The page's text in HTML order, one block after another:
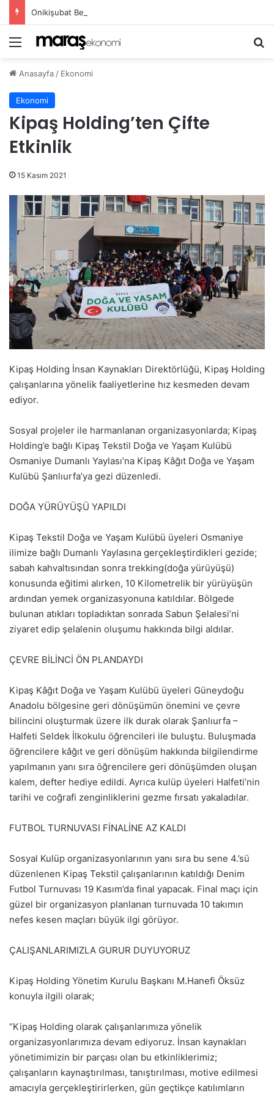
Menü
Anasayfa / Ekonomi
Ekonomi
Kipaş Holding’ten Çifte
Etkinlik
15 Kasım 2021
Kipaş Holding İnsan Kaynakları Direktörlüğü, Kipaş Holding
çalışanlarına yönelik faaliyetlerine hız kesmeden devam
ediyor.
Sosyal projeler ile harmanlanan organizasyonlarda; Kipaş
Holding’e bağlı Kipaş Tekstil Doğa ve Yaşam Kulübü
Osmaniye Dumanlı Yaylası’na Kipaş Kâğıt Doğa ve Yaşam
Kulübü Şanlıurfa’ya gezi düzenledi.
DOĞA YÜRÜYÜŞÜ YAPILDI
Kipaş Tekstil Doğa ve Yaşam Kulübü üyeleri Osmaniye
ilimize bağlı Dumanlı Yaylasına gerçekleştirdikleri gezide;
sabah kahvaltısından sonra trekking(doğa yürüyüşü)
konusunda eğitimi alırken, 10 Kilometrelik bir yürüyüşün
ardından yemek organizasyonuna katıldılar. Bölgede
bulunan atıkları topladıktan sonrada Sabun Şelalesi’ni
ziyaret edip şelalenin oluşumu hakkında bilgi aldılar.
ÇEVRE BİLİNCİ ÖN PLANDAYDI
Kipaş Kâğıt Doğa ve Yaşam Kulübü üyeleri Güneydoğu
Anadolu bölgesine geri dönüşümün önemini ve çevre
bilincini oluşturmak üzere ilk durak olarak Şanlıurfa –
Halfeti Seldek İlkokulu öğrencileri ile buluştu. Buluşmada
öğrencilere kâğıt ve geri dönüşüm hakkında bilgilendirme
yapılmanın yanı sıra öğrencilere geri dönüşümden oluşan
kalem, defter hediye edildi. Ayrıca kulüp üyeleri Halfeti’nin
tarihi ve coğrafi zenginliklerini gezme fırsatı yakaladılar.
FUTBOL TURNUVASI FİNALİNE AZ KALDI
Sosyal Kulüp organizasyonlarının yanı sıra bu sene 4.’sü
düzenlenen Kipaş Tekstil çalışanlarının katıldığı Denim
Futbol Turnuvası 19 Kasım’da final yapacak. Final maçı için
güzel bir organizasyon planlanan turnuvada 10 takımın
nefes kesen maçları büyük ilgi görüyor.
ÇALIŞANLARIMIZLA GURUR DUYUYORUZ
Kipaş Holding Yönetim Kurulu Başkanı M.Hanefi Öksüz
konuyla ilgili olarak;
“Kipaş Holding olarak çalışanlarımıza yönelik
organizasyonlarımıza devam ediyoruz. İnsan kaynakları
yönetimimizin bir parçası olan bu etkinliklerimiz;
çalışanların kaynaştırılması, tanıştırılması, motive edilmesi
amacıyla gerçekleştirirlerken, gün geçtikçe katılımların